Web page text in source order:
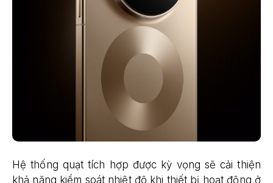
Hệ thống quạt tích hợp được kỳ vọng sẽ cải thiện
khả năng kiểm soát nhiệt độ khi thiết bị hoạt động ở